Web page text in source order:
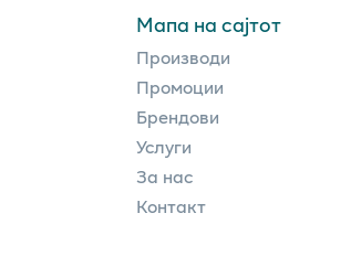
Мапа на сајтот
Производи
Промоции
Брендови
Услуги
За нас
Контакт